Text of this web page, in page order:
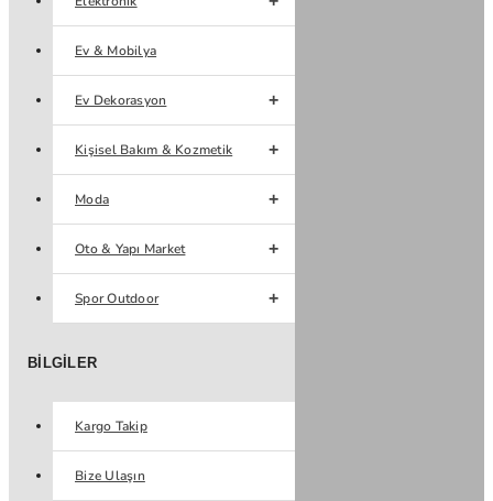
Ev & Mobilya
Ev Dekorasyon
Kişisel Bakım & Kozmetik
Moda
Oto & Yapı Market
Spor Outdoor
BILGILER
Kargo Takip
Bize Ulaşın